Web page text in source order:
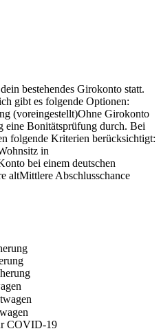
bestehendes Girokonto statt.
gibt es folgende Optionen:
(voreingestellt)Ohne Girokonto
eine Bonitätsprüfung durch. Bei
folgende Kriterien berücksichtigt:
in
bei einem deutschen
altMittlere Abschlusschance
COVID-19